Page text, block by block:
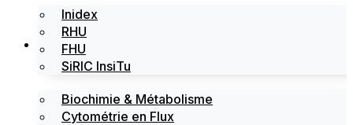
Inidex
RHU
FHU
SiRIC InsiTu
Les plateformes
Biochimie & Métabolisme
Cytométrie en Flux